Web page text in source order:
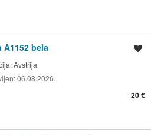
bela
Avstrija
06.08.2026.
20 €